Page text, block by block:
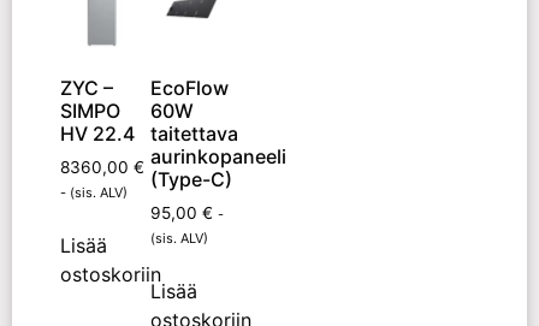
ZYC –
SIMPO
HV 22.4
8360,00 €
- (sis. ALV)
Lisää
ostoskoriin
EcoFlow
60W
taitettava
aurinkopaneeli
(Type-C)
95,00 € -
(sis. ALV)
Lisää
ostoskoriin